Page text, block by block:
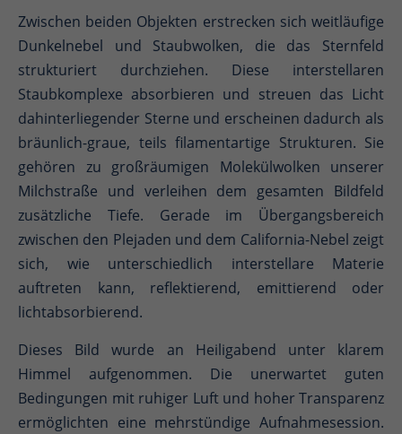
Zwischen beiden Objekten erstrecken sich weitläufige
Dunkelnebel und Staubwolken, die das Sternfeld
strukturiert durchziehen. Diese interstellaren
Staubkomplexe absorbieren und streuen das Licht
dahinterliegender Sterne und erscheinen dadurch als
bräunlich-graue, teils filamentartige Strukturen. Sie
gehören zu großräumigen Molekülwolken unserer
Milchstraße und verleihen dem gesamten Bildfeld
zusätzliche Tiefe. Gerade im Übergangsbereich
zwischen den Plejaden und dem California-Nebel zeigt
sich, wie unterschiedlich interstellare Materie
auftreten kann, reflektierend, emittierend oder
lichtabsorbierend.
Dieses Bild wurde an Heiligabend unter klarem
Himmel aufgenommen. Die unerwartet guten
Bedingungen mit ruhiger Luft und hoher Transparenz
ermöglichten eine mehrstündige Aufnahmesession.